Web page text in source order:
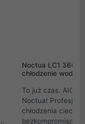
Noctua LC1
chłodzenie wodne
To już czas. AIO
Noctua!
chłodzenia cieczą